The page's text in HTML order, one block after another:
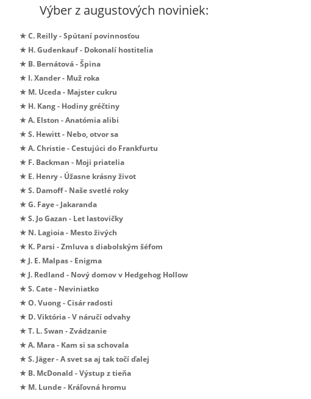
Výber z augustových noviniek:
★ C. Reilly - Spútaní povinnosťou
★ H. Gudenkauf - Dokonalí hostitelia
★ B. Bernátová - Špina
★ I. Xander - Muž roka
★ M. Uceda - Majster cukru
★ H. Kang - Hodiny gréčtiny
★ A. Elston - Anatómia alibi
★ S. Hewitt - Nebo, otvor sa
★ A. Christie - Cestujúci do Frankfurtu
★ F. Backman - Moji priatelia
★ E. Henry - Úžasne krásny život
★ S. Damoff - Naše svetlé roky
★ G. Faye - Jakaranda
★ S. Jo Gazan - Let lastovičky
★ N. Lagioia - Mesto živých
★ K. Parsi - Zmluva s diabolským šéfom
★ J. E. Malpas - Enigma
★ J. Redland - Nový domov v Hedgehog Hollow
★ S. Cate - Neviniatko
★ O. Vuong - Cisár radosti
★ D. Viktória - V náručí odvahy
★ T. L. Swan - Zvádzanie
★ A. Mara - Kam si sa schovala
★ S. Jäger - A svet sa aj tak točí ďalej
★ B. McDonald - Výstup z tieňa
★ M. Lunde - Kráľovná hromu